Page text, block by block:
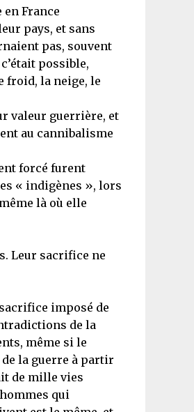
France
pays, et sans
pas, souvent
possible,
froid, la neige, le
valeur guerrière, et
au cannibalisme
forcé furent
« indigènes », lors
là où elle
Leur sacrifice ne
imposé de
de la
même si le
la guerre à partir
de mille vies
qui